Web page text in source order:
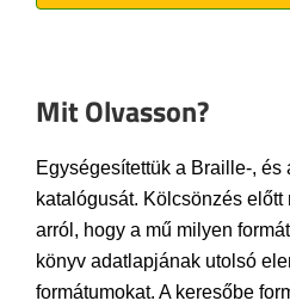
Mit Olvasson?
Egységesítettük a Braille-, és
katalógusát. Kölcsönzés
arról, hogy a mű milyen
könyv adatlapjának utolsó
formátumokat. A keresőbe